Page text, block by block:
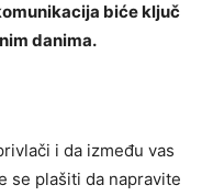
biće ključ
danima.
i da između vas
se plašiti da napravite